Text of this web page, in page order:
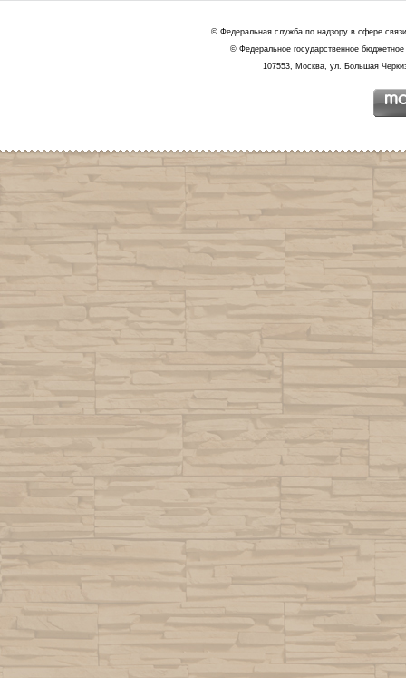
© Федеральная служба по надзору в сфере
© Федеральное государственное
107553, Москва, ул. Большая